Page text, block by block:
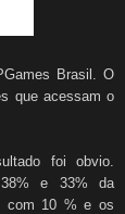
Brasil. O
que acessam o
foi obvio.
38% e 33% da
com 10 % e os